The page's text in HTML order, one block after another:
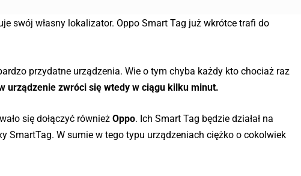
swój własny lokalizator. Oppo Smart Tag już wkrótce trafi do
przydatne urządzenia. Wie o tym chyba każdy kto chociaż raz
urządzenie zwróci się wtedy w ciągu kilku minut.
się dołączyć równieżOppo. Ich Smart Tag będzie działał na
SmartTag. W sumie w tego typu urządzeniach ciężko o cokolwiek